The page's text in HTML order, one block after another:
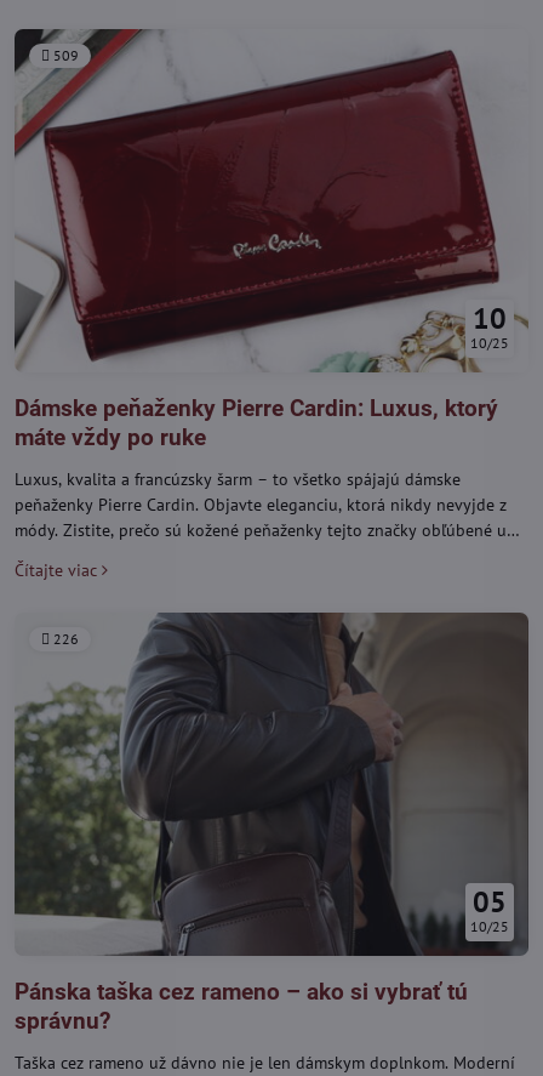
509
10
10/25
Dámske peňaženky Pierre Cardin: Luxus, ktorý
máte vždy po ruke
Luxus, kvalita a francúzsky šarm – to všetko spájajú dámske
peňaženky Pierre Cardin. Objavte eleganciu, ktorá nikdy nevyjde z
módy. Zistite, prečo sú kožené peňaženky tejto značky obľúbené u
žien po celom svete a ako si vybrať tú pravú, ktorá bude vaším
štýlovým spoločníkom každý deň.
Čítajte viac
226
05
10/25
Pánska taška cez rameno – ako si vybrať tú
správnu?
Taška cez rameno už dávno nie je len dámskym doplnkom. Moderní